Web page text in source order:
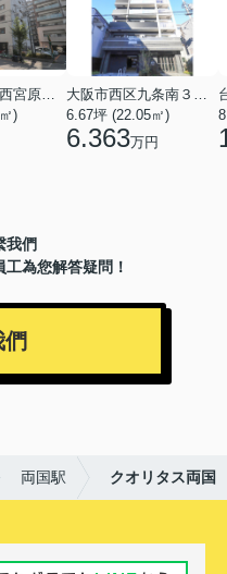
)
6.67坪 (22.05㎡)
6.363万円
我們
為您解答疑問！
両国駅 クオリタス両国